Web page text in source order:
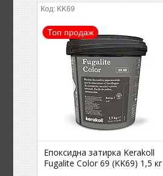
KK69
Топ продаж
Епоксидна затирка Kerakoll
Fugalite Color 69 (KK69) 1,5 кг